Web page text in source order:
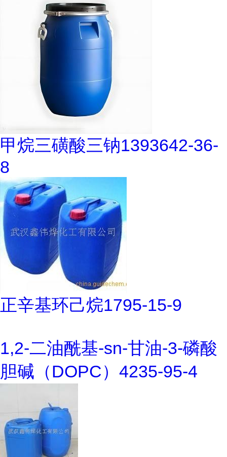
甲烷三磺酸三钠1393642-36-
8
正辛基环己烷1795-15-9
1,2-二油酰基-sn-甘油-3-磷酸
胆碱（DOPC）4235-95-4